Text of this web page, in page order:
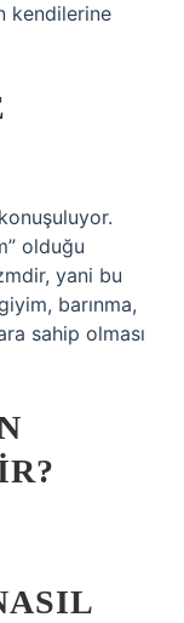
kendilerine
olduğu
yani bu
barınma,
sahip olması